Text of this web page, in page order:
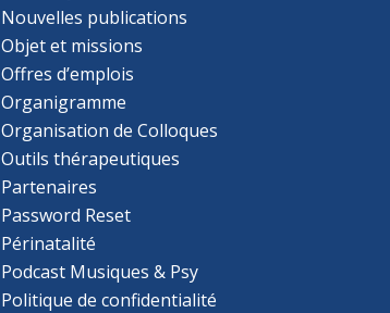
Nouvelles publications
Objet et missions
Offres d’emplois
Organigramme
Organisation de Colloques
Outils thérapeutiques
Partenaires
Password Reset
Périnatalité
Podcast Musiques & Psy
Politique de confidentialité